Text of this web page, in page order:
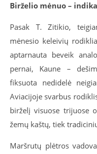
Birželio mėnuo –
Pasak T. Zitikio,
mėnesio keleivių
aptarnauta beveik
pernai, Kaune –
fiksuota nedidelė
Aviacijoje svarbus
birželį visuose trijuose
žemų kaštų, tiek
Maršrutų plėtros